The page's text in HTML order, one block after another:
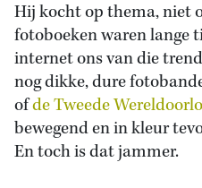
Hij kocht op thema, niet
fotoboeken waren lange
internet ons van die
nog dikke, dure
ofde Tweede
bewegend en in kleur
En toch is dat jammer.